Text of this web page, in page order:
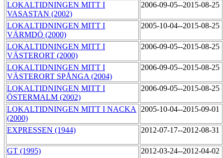
LOKALTIDNINGEN MITT I
VASASTAN (2002)
2006-09-05--2015-08-25
LOKALTIDNINGEN MITT I
VÄRMDÖ (2000)
2005-10-04--2015-08-25
LOKALTIDNINGEN MITT I
VÄSTERORT (2000)
2006-09-05--2015-08-25
LOKALTIDNINGEN MITT I
VÄSTERORT SPÅNGA (2004)
2006-09-05--2015-08-25
LOKALTIDNINGEN MITT I
ÖSTERMALM (2002)
2006-09-05--2015-08-25
LOKALTIDNINGEN MITT I NACKA
(2000)
2005-10-04--2015-09-01
EXPRESSEN (1944) 2012-07-17--2012-08-31
GT (1995) 2012-03-24--2012-04-02